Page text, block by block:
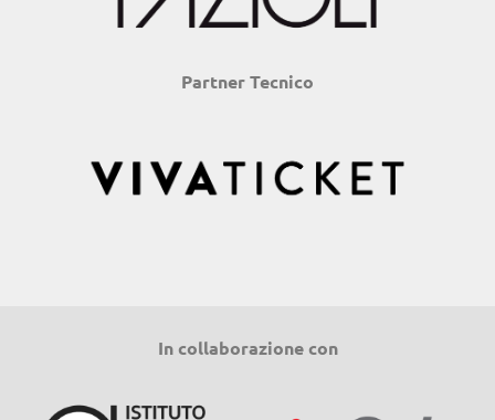
Partner Tecnico
In collaborazione con